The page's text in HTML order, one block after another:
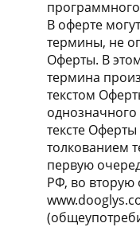
В оферте
термины, не
Оферты. В
термина
текстом
тексте Оферты
толкованием
первую
РФ, во вторую